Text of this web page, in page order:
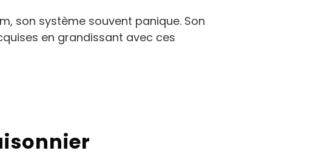
son système souvent panique. Son
en grandissant avec ces